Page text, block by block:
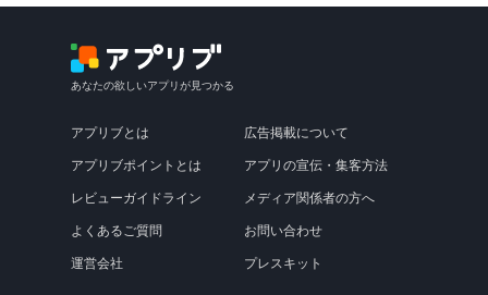
あなたの欲しいアプリが見つかる
アプリブとは
アプリブポイントとは
レビューガイドライン
よくあるご質問
運営会社
広告掲載について
アプリの宣伝・集客方法
メディア関係者の方へ
お問い合わせ
プレスキット